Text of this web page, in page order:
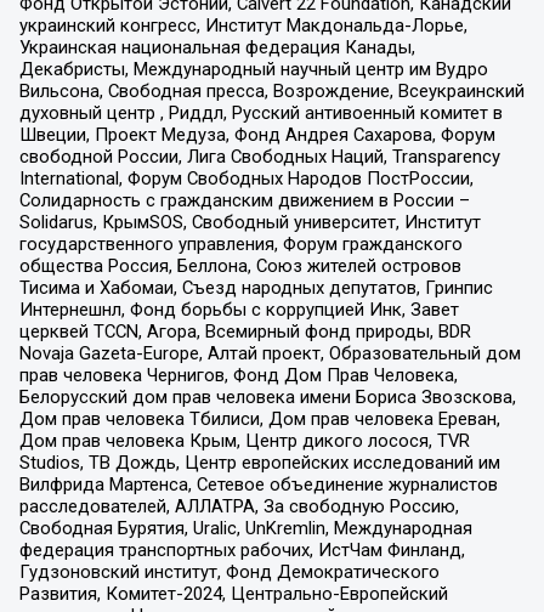
украинский конгресс, Институт Макдональда-Лорье,
Украинская национальная федерация Канады,
Декабристы, Международный научный центр им Вудро
Вильсона, Свободная пресса, Возрождение, Всеукраинский
духовный центр , Риддл, Русский антивоенный комитет в
Швеции, Проект Медуза, Фонд Андрея Сахарова, Форум
свободной России, Лига Свободных Наций, Transparеncy
International, Форум Свободных Народов ПостРоссии,
Солидарность с гражданским движением в России –
Solidarus, КрымSOS, Свободный университет, Институт
государственного управления, Форум гражданского
общества Россия, Беллона, Союз жителей островов
Тисима и Хабомаи, Съезд народных депутатов, Гринпис
Интернешнл, Фонд борьбы с коррупцией Инк, Завет
церквей TCCN, Агора, Всемирный фонд природы, BDR
Novaja Gazeta-Europe, Алтай проект, Образовательный дом
прав человека Чернигов, Фонд Дом Прав Человека,
Белорусский дом прав человека имени Бориса Звозскова,
Дом прав человека Тбилиси, Дом прав человека Ереван,
Дом прав человека Крым, Центр дикого лосося, TVR
Studios, ТВ Дождь, Центр европейских исследований им
Вилфрида Мартенса, Сетевое объединение журналистов
расследователей, АЛЛАТРА, За свободную Россию,
Свободная Бурятия, Uralic, UnKremlin, Международная
федерация транспортных рабочих, ИстЧам Финланд,
Гудзоновский институт, Фонд Демократического
Развития, Комитет-2024, Центрально-Европейский